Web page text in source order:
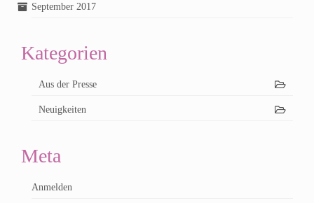
September 2017
Kategorien
Aus der Presse
Neuigkeiten
Meta
Anmelden